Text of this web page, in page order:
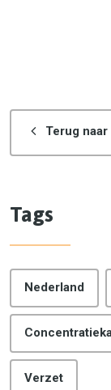
Terug
Tags
Nederland
Verzet